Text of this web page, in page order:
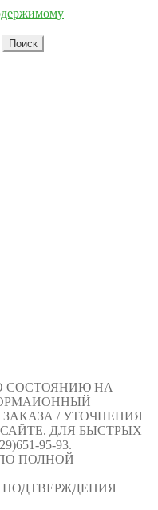
Поиск
СОСТОЯНИЮ НА
/ УТОЧНЕНИЯ
ДЛЯ БЫСТРЫХ
95-93.
ПОЛНОЙ